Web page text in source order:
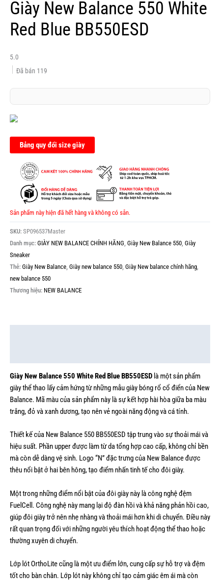
Giày New Balance 550 White
Red Blue BB550ESD
5.0
Đã bán 119
Bảng quy đổi size giày
Sản phẩm này hiện đã hết hàng và không có sẵn.
SKU: SP096537Master
Danh mục: GIÀY NEW BALANCE CHÍNH HÃNG, Giày New Balance 550, Giày
Sneaker
Thẻ: Giày New Balance, Giày new balance 550, Giày New balance chính hãng,
new balance 550
Thương hiệu: NEW BALANCE
Giày New Balance 550 White Red Blue BB550ESD là một sản phẩm
giày thể thao lấy cảm hứng từ những mẫu giày bóng rổ cổ điển của New
Balance. Mã màu của sản phẩm này là sự kết hợp hài hòa giữa ba màu
trắng, đỏ và xanh dương, tạo nên vẻ ngoài năng động và cá tính.
Thiết kế của New Balance 550 BB550ESD tập trung vào sự thoải mái và
hiệu suất. Phần upper được làm từ da tổng hợp cao cấp, không chỉ bền
mà còn dễ dàng vệ sinh. Logo “N” đặc trưng của New Balance được
thêu nổi bật ở hai bên hông, tạo điểm nhấn tinh tế cho đôi giày.
Một trong những điểm nổi bật của đôi giày này là công nghệ đệm
FuelCell. Công nghệ này mang lại độ đàn hồi và khả năng phản hồi cao,
giúp đôi giày trở nên nhẹ nhàng và thoải mái hơn khi di chuyển. Điều này
rất quan trọng đối với những người yêu thích hoạt động thể thao hoặc
thường xuyên di chuyển.
Lớp lót OrthoLite cũng là một ưu điểm lớn, cung cấp sự hỗ trợ và đệm
tốt cho bàn chân. Lớp lót này không chỉ tạo cảm giác êm ái mà còn